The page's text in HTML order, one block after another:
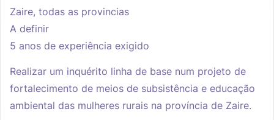
Zaire, todas as provincias
A definir
5 anos de experiência exigido
Realizar um inquérito linha de base num projeto de
fortalecimento de meios de subsistência e educação
ambiental das mulheres rurais na província de Zaire.